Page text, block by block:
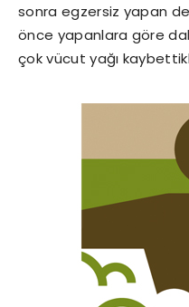
sonra egzersiz yapan
önce yapanlara göre
çok vücut yağı